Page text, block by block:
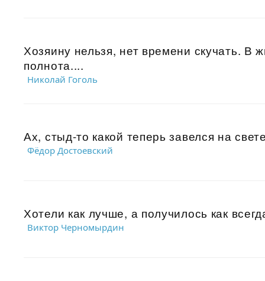
Хозяину нельзя, нет времени скучать. В
полнота....
Николай Гоголь
Ах, стыд-то какой теперь завелся на
Фёдор Достоевский
Хотели как лучше, а получилось как
Виктор Черномырдин